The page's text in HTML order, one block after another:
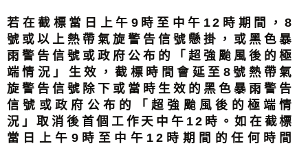
若在截標當日上午9時至中午12時期間，8
號或以上熱帶氣旋警告信號懸掛，或黑色暴
雨警告信號或政府公布的「超強颱風後的極
端情況」生效，截標時間會延至8號熱帶氣
旋警告信號除下或當時生效的黑色暴雨警告
信號或政府公布的「超強颱風後的極端情
況」取消後首個工作天中午12時。如在截標
當日上午9時至中午12時期間的任何時間